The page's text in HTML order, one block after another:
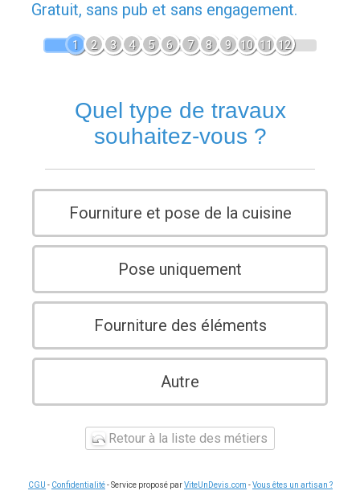
Gratuit, sans pub et sans engagement.
1 2 3 4 5 6 7 8 9 10 11 12
Quel type de travaux
souhaitez-vous ?
Fourniture et pose de la cuisine
Pose uniquement
Fourniture des éléments
Autre
Retour à la liste des métiers
CGU - Confidentialité- Service proposé parViteUnDevis.com -Vous êtes un artisan ?